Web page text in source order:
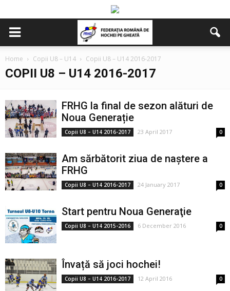
Home Copii U8 – U14 Copii U8 – U14 2016-2017
COPII U8 – U14 2016-2017
FRHG la final de sezon alături de
Noua Generație
Copii U8 – U14 2016-2017 23 April 2017 0
Am sărbătorit ziua de naștere a
FRHG
Copii U8 – U14 2016-2017 24 January 2017 0
Start pentru Noua Generaţie
Copii U8 – U14 2015-2016 6 December 2016 0
Învață să joci hochei!
Copii U8 – U14 2016-2017 12 April 2016 0